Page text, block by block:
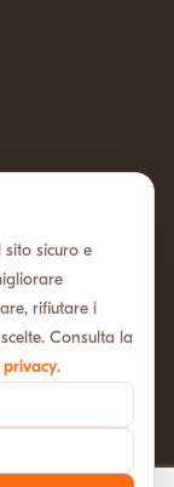
sito sicuro e
rifiutare i
Consulta la
.